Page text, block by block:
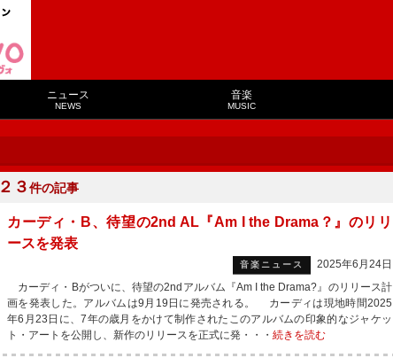
ニュース
NEWS
音楽
MUSIC
２３件の記事
カーディ・B、待望の2nd AL『Am I the Drama？』のリリ
ースを発表
音楽ニュース
2025年6月24日
カーディ・Bがついに、待望の2ndアルバム『Am I the Drama?』のリリース計
画を発表した。アルバムは9月19日に発売される。 カーディは現地時間2025
年6月23日に、7年の歳月をかけて制作されたこのアルバムの印象的なジャケッ
ト・アートを公開し、新作のリリースを正式に発・・・ 続きを読む